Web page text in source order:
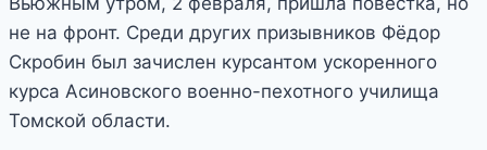
не на фронт. Среди других призывников Фёдор
Скробин был зачислен курсантом ускоренного
курса Асиновского военно-пехотного училища
Томской области.